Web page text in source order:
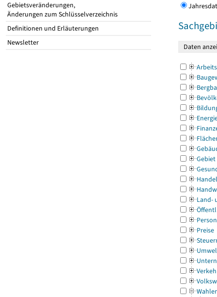
Gebietsveränderungen,
Änderungen zum Schlüsselverzeichnis
Definitionen und Erläuterungen
Newsletter
Gebiet
Land-
Preise